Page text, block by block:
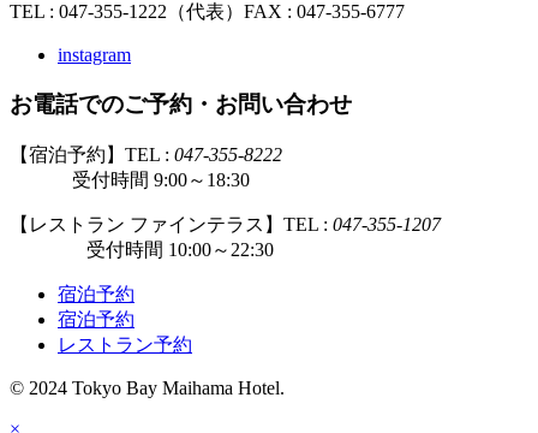
TEL : 047-355-1222（代表） FAX : 047-355-6777
instagram
お電話でのご予約・お問い合わせ
【宿泊予約】TEL : 047-355-8222
受付時間 9:00～18:30
【レストラン ファインテラス】TEL : 047-355-1207
受付時間 10:00～22:30
宿泊予約
宿泊予約
レストラン予約
© 2024 Tokyo Bay Maihama Hotel.
×